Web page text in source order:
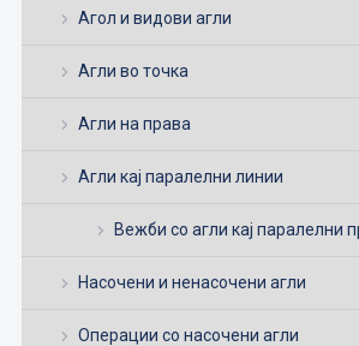
Агол и видови агли
Агли во точка
Агли на права
Агли кај паралелни линии
Вежби со агли кај паралелни
Насочени и ненасочени агли
Операции со насочени агли